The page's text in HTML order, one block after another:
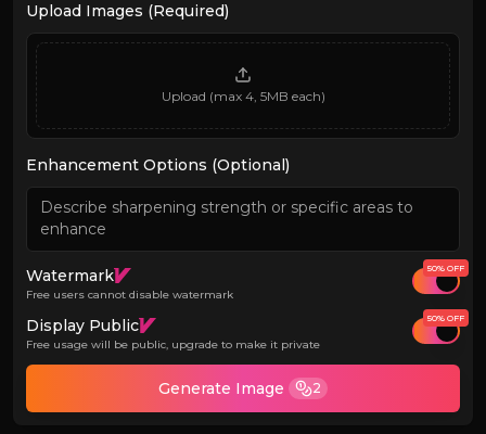
Upload Images (Required)
Upload (max 4, 5MB each)
Enhancement Options (Optional)
Watermark
Free users cannot disable watermark
50% OFF
Display Public
Free usage will be public, upgrade to make it private
50% OFF
Generate Image 2